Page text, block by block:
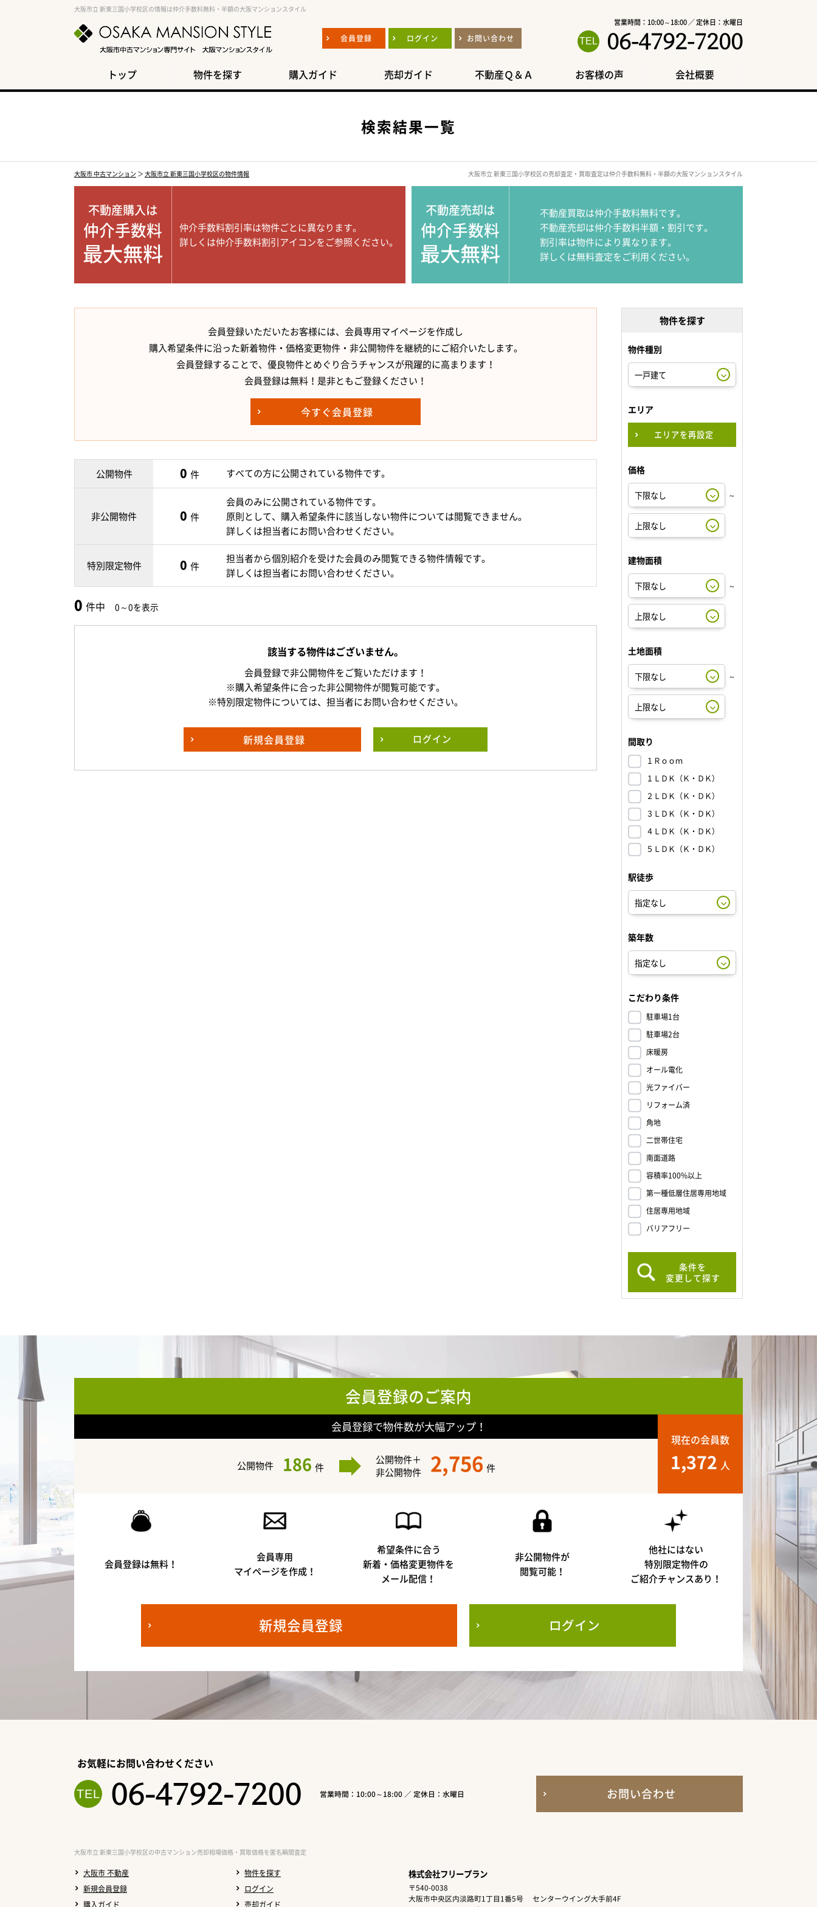
大阪市立 新東三国小学校区の情報は仲介手数料無料・半額の大阪マンションスタイル
会員登録 ログイン お問い合わせ
営業時間：10:00～18:00 ／ 定休日：水曜日
06-4792-7200
トップ 物件を探す 購入ガイド 売却ガイド 不動産Ｑ＆Ａ お客様の声 会社概要
検索結果一覧
大阪市 中古マンション ＞ 大阪市立 新東三国小学校区の物件情報 大阪市立 新東三国小学校区の売却査定・買取査定は仲介手数料無料・半額の大阪マンションスタイル
不動産購入は
仲介手数料
最大無料
仲介手数料割引率は物件ごとに異なります。
詳しくは仲介手数料割引アイコンをご参照ください。
不動産売却は
仲介手数料
最大無料
不動産買取は仲介手数料無料です。
不動産売却は仲介手数料半額・割引です。
割引率は物件により異なります。
詳しくは無料査定をご利用ください。
会員登録いただいたお客様には、会員専用マイページを作成し
購入希望条件に沿った新着物件・価格変更物件・非公開物件を継続的にご紹介いたします。
会員登録することで、優良物件とめぐり合うチャンスが飛躍的に高まります！
会員登録は無料！是非ともご登録ください！
今すぐ会員登録
公開物件 0 件 すべての方に公開されている物件です。
非公開物件 0 件
会員のみに公開されている物件です。
原則として、購入希望条件に該当しない物件については閲覧できません。
詳しくは担当者にお問い合わせください。
特別限定物件 0 件
担当者から個別紹介を受けた会員のみ閲覧できる物件情報です。
詳しくは担当者にお問い合わせください。
0 件中 0～0を表示
該当する物件はございません。
会員登録で非公開物件をご覧いただけます！
※購入希望条件に合った非公開物件が閲覧可能です。
※特別限定物件については、担当者にお問い合わせください。
新規会員登録 ログイン
物件を探す
物件種別
エリア
エリアを再設定
価格
～
建物面積
～
土地面積
～
間取り
１Ｒｏｏｍ
１ＬＤＫ（Ｋ・ＤＫ）
２ＬＤＫ（Ｋ・ＤＫ）
３ＬＤＫ（Ｋ・ＤＫ）
４ＬＤＫ（Ｋ・ＤＫ）
５ＬＤＫ（Ｋ・ＤＫ）
駅徒歩
築年数
こだわり条件
駐車場1台
駐車場2台
床暖房
オール電化
光ファイバー
リフォーム済
角地
二世帯住宅
南面道路
容積率100%以上
第一種低層住居専用地域
住居専用地域
バリアフリー
条件を
変更して探す
会員登録のご案内
会員登録で物件数が大幅アップ！
公開物件 186 件
公開物件＋
非公開物件
2,756 件
現在の会員数
1,372 人
会員登録は無料！
会員専用
マイページを作成！
希望条件に合う
新着・価格変更物件を
メール配信！
非公開物件が
閲覧可能！
他社にはない
特別限定物件の
ご紹介チャンスあり！
新規会員登録 ログイン
お気軽にお問い合わせください
06-4792-7200 営業時間：10:00～18:00 ／ 定休日：水曜日 お問い合わせ
大阪市立 新東三国小学校区の中古マンション売却相場価格・買取価格を匿名瞬間査定
大阪市 不動産
物件を探す
新規会員登録
ログイン
購入ガイド
売却ガイド
株式会社フリープラン
〒540-0038
大阪市中央区内淡路町1丁目1番5号
センターウイング大手前4F